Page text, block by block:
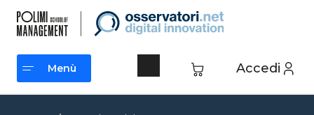
contenuto
Accedi
Menù
Menù